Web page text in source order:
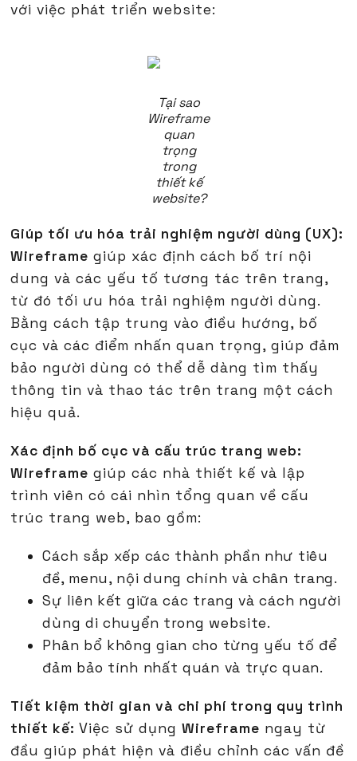
với việc phát triển website:
Tại sao
Wireframe
quan
trọng
trong
thiết kế
website?
Giúp tối ưu hóa trải nghiệm người dùng (UX):
Wireframe giúp xác định cách bố trí nội
dung và các yếu tố tương tác trên trang,
từ đó tối ưu hóa trải nghiệm người dùng.
Bằng cách tập trung vào điều hướng, bố
cục và các điểm nhấn quan trọng, giúp đảm
bảo người dùng có thể dễ dàng tìm thấy
thông tin và thao tác trên trang một cách
hiệu quả.
Xác định bố cục và cấu trúc trang web:
Wireframe giúp các nhà thiết kế và lập
trình viên có cái nhìn tổng quan về cấu
trúc trang web, bao gồm:
Cách sắp xếp các thành phần như tiêu
đề, menu, nội dung chính và chân trang.
Sự liên kết giữa các trang và cách người
dùng di chuyển trong website.
Phân bổ không gian cho từng yếu tố để
đảm bảo tính nhất quán và trực quan.
Tiết kiệm thời gian và chi phí trong quy trình
thiết kế:Việc sử dụngWireframe ngay từ
đầu giúp phát hiện và điều chỉnh các vấn đề